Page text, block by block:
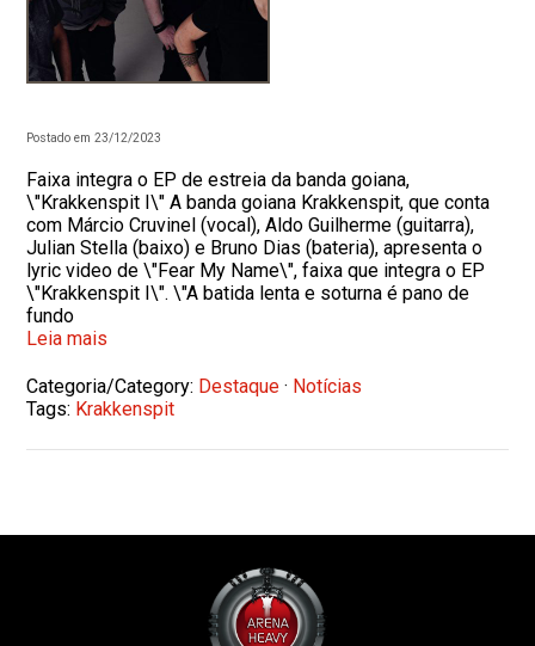
Postado em 23/12/2023
Faixa integra o EP de estreia da banda goiana,
\"Krakkenspit I\" A banda goiana Krakkenspit, que conta
com Márcio Cruvinel (vocal), Aldo Guilherme (guitarra),
Julian Stella (baixo) e Bruno Dias (bateria), apresenta o
lyric video de \"Fear My Name\", faixa que integra o EP
\"Krakkenspit I\". \"A batida lenta e soturna é pano de
fundo
Leia mais
Categoria/Category: Destaque · Notícias
Tags: Krakkenspit